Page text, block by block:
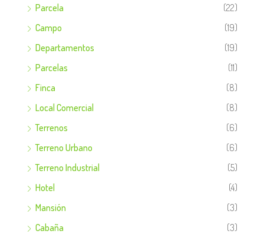
Parcela
(22)
Campo
(19)
Departamentos
(19)
Parcelas
(11)
Finca
(8)
Local Comercial
(8)
Terrenos
(6)
Terreno Urbano
(6)
Terreno Industrial
(5)
Hotel
(4)
Mansión
(3)
Cabaña
(3)